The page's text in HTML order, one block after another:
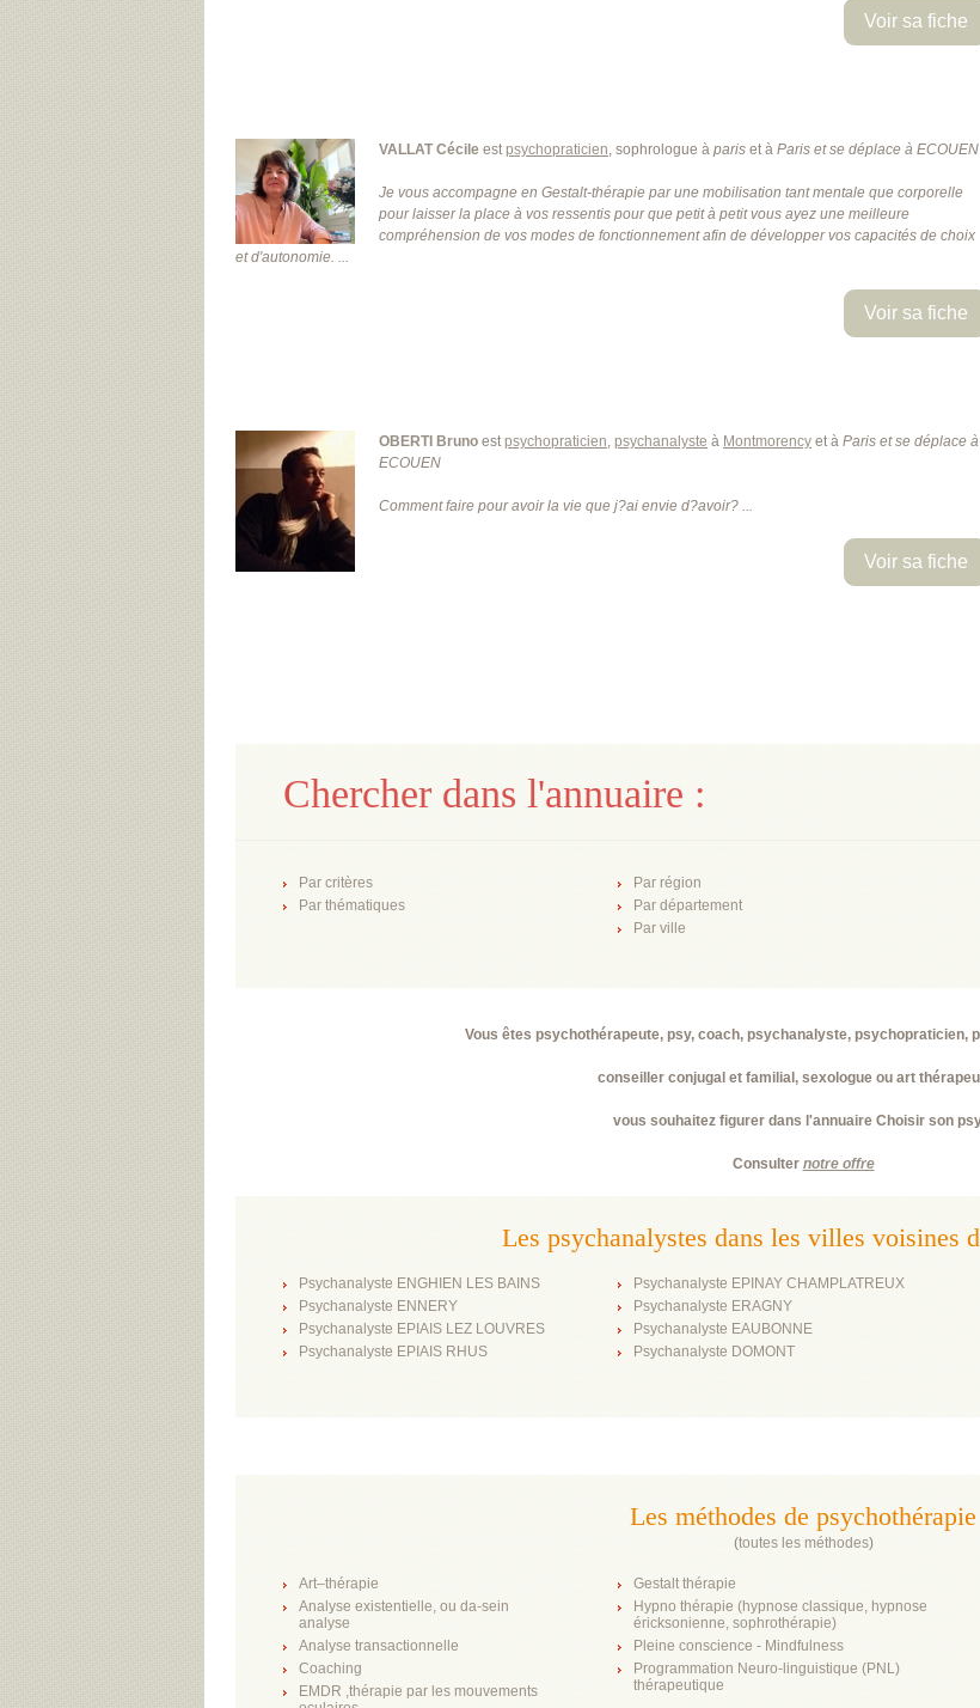
Voir sa fiche
VALLAT Cécile estpsychopraticien, sophrologue à paris et à Paris et se déplace à ECOUEN
Je vous accompagne en Gestalt-thérapie par une mobilisation tant mentale que corporelle
pour laisser la place à vos ressentis pour que petit à petit vous ayez une meilleure
compréhension de vos modes de fonctionnement afin de développer vos capacités de choix
et d'autonomie. ...
Voir sa fiche
OBERTI Bruno estpsychopraticien, psychanalyste à Montmorency et à Paris et se déplace à
ECOUEN
Comment faire pour avoir la vie que j?ai envie d?avoir? ...
Voir sa fiche
Chercher dans l'annuaire :
Par critères
Par thématiques
Par région
Par département
Par ville
Vous êtes psychothérapeute, psy, coach, psychanalyste, psychopraticien,
conseiller conjugal et familial, sexologue ou art
vous souhaitez figurer dans l'annuaire Choisir son
Consulter notre offre
Les psychanalystes dans les villes voisines
Psychanalyste ENGHIEN LES BAINS
Psychanalyste ENNERY
Psychanalyste EPIAIS LEZ LOUVRES
Psychanalyste EPIAIS RHUS
Psychanalyste EPINAY CHAMPLATREUX
Psychanalyste ERAGNY
Psychanalyste EAUBONNE
Psychanalyste DOMONT
Les méthodes de psychothérapie
(toutes les méthodes)
Art–thérapie
Analyse existentielle, ou da-sein
analyse
Analyse transactionnelle
Coaching
EMDR ,thérapie par les mouvements
Gestalt thérapie
Hypno thérapie (hypnose classique, hypnose
éricksonienne, sophrothérapie)
Pleine conscience - Mindfulness
Programmation Neuro-linguistique (PNL)
thérapeutique